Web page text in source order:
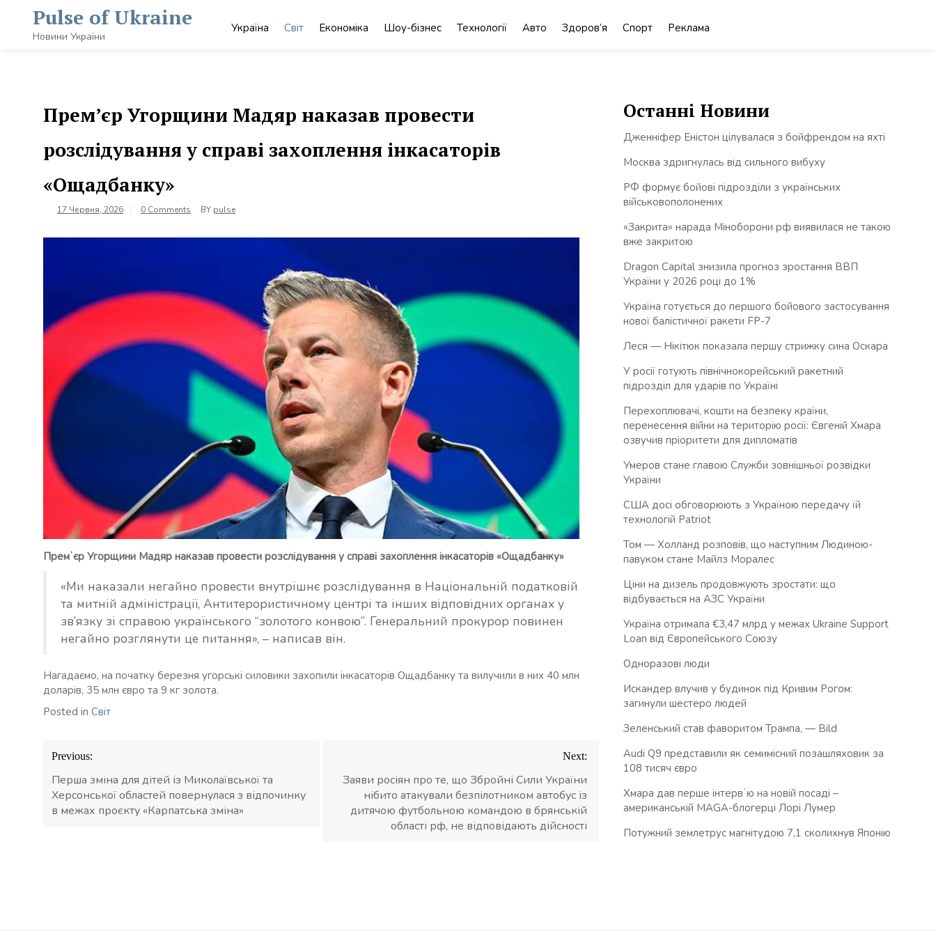
content
Pulse of Ukraine
Новини України
Україна Світ Економіка Шоу-бізнес Технології Авто Здоров’я Спорт Реклама
Премʼєр Угорщини Мадяр наказав провести
розслідування у справі захоплення інкасаторів
«Ощадбанку»
17 Червня, 2026 0 Comments BY pulse
Премʼєр Угорщини Мадяр наказав провести розслідування у справі захоплення інкасаторів «Ощадбанку»
«Ми наказали негайно провести внутрішнє розслідування в Національній податковій
та митній адміністрації, Антитерористичному центрі та інших відповідних органах у
зв’язку зі справою українського “золотого конвою”. Генеральний прокурор повинен
негайно розглянути це питання», – написав він.
Нагадаємо, на початку березня угорські силовики захопили інкасаторів Ощадбанку та вилучили в них 40 млн
доларів, 35 млн євро та 9 кг золота.
Posted in Світ
Навігація
записів
Previous:
Перша зміна для дітей із Миколаївської та
Херсонської областей повернулася з відпочинку
в межах проєкту «Карпатська зміна»
Next:
Заяви росіян про те, що Збройні Сили України
нібито атакували безпілотником автобус із
дитячою футбольною командою в брянській
області рф, не відповідають дійсності
Останні Новини
Дженніфер Еністон цілувалася з бойфрендом на яхті
Москва здригнулась від сильного вибуху
РФ формує бойові підрозділи з українських
військовополонених
«Закрита» нарада Міноборони рф виявилася не такою
вже закритою
Dragon Capital знизила прогноз зростання ВВП
України у 2026 році до 1%
Україна готується до першого бойового застосування
нової балістичної ракети FP-7
Леся — Нікітюк показала першу стрижку сина Оскара
У росії готують північнокорейський ракетний
підрозділ для ударів по Україні
Перехоплювачі, кошти на безпеку країни,
перенесення війни на територію росії: Євгеній Хмара
озвучив пріоритети для дипломатів
Умеров стане главою Служби зовнішньої розвідки
України
США досі обговорюють з Україною передачу їй
технологій Patriot
Том — Холланд розповів, що наступним Людиною-
павуком стане Майлз Моралес
Ціни на дизель продовжують зростати: що
відбувається на АЗС України
Україна отримала €3,47 млрд у межах Ukraine Support
Loan від Європейського Союзу
Одноразові люди
Искандер влучив у будинок під Кривим Рогом:
загинули шестеро людей
Зеленський став фаворитом Трампа, — Bild
Audi Q9 представили як семимісний позашляховик за
108 тисяч євро
Хмара дав перше інтервʼю на новій посаді –
американській MAGA-блогерці Лорі Лумер
Потужний землетрус магнітудою 7,1 сколихнув Японію